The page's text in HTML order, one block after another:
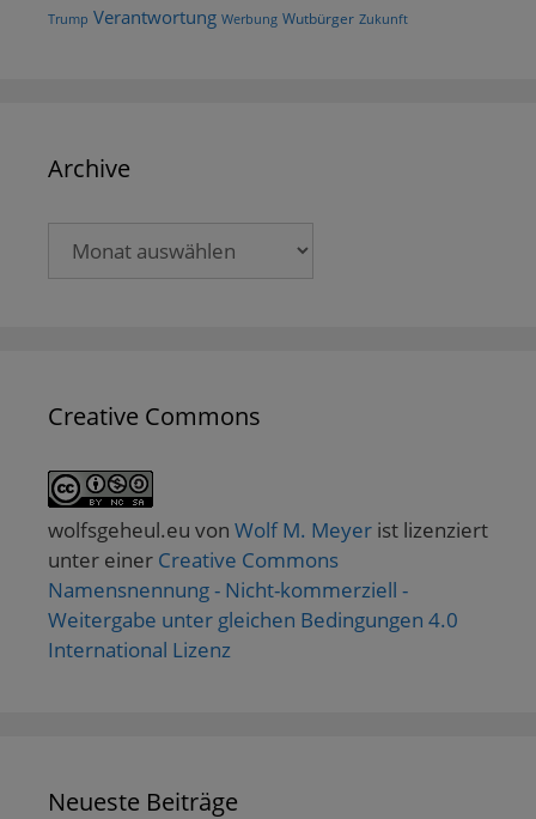
Trump Verantwortung Werbung Wutbürger Zukunft
Archive
Creative Commons
wolfsgeheul.eu von Wolf M. Meyer ist lizenziert
unter einer Creative Commons
Namensnennung - Nicht-kommerziell -
Weitergabe unter gleichen Bedingungen 4.0
International Lizenz
Neueste Beiträge